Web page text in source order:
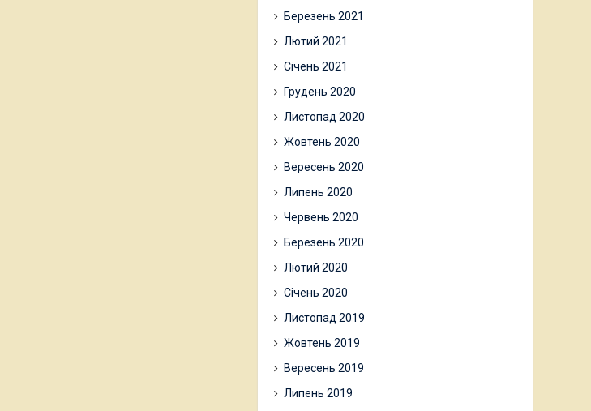
Березень 2021
Лютий 2021
Січень 2021
Грудень 2020
Листопад 2020
Жовтень 2020
Вересень 2020
Липень 2020
Червень 2020
Березень 2020
Лютий 2020
Січень 2020
Листопад 2019
Жовтень 2019
Вересень 2019
Липень 2019